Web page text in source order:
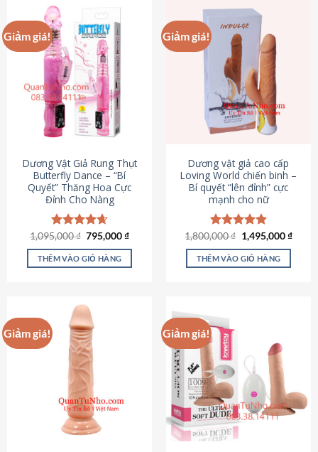
Giảm giá!
Dương Vật Giả Rung Thụt
Butterfly Dance – “Bí
Quyết” Thăng Hoa Cực
Đỉnh Cho Nàng
Được xếp
hạng4.65
5 sao
1,095,000₫ Giá
là:
1,095,000 ₫.
795,000₫Giá
tại
THÊM VÀO GIỎ HÀNG
Giảm giá!
Dương vật giả cao cấp
Loving World chiến binh –
Bí quyết “lên đỉnh” cực
mạnh cho nữ
Được xếp
hạng4.89
5 sao
1,800,000₫ Giá
gốc
là:
1,800,000 ₫.
1,495,000₫Giá
THÊM VÀO GIỎ HÀNG
Giảm giá! Giảm giá!